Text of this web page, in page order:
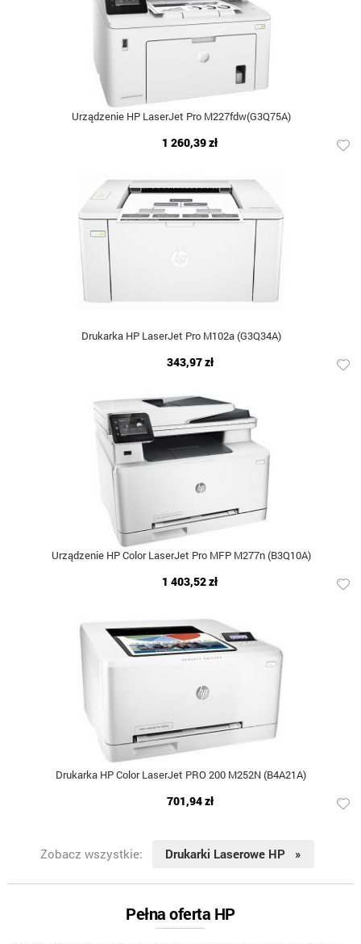
Urządzenie HP LaserJet Pro M227fdw(G3Q75A)
1 260,39 zł
Drukarka HP LaserJet Pro M102a (G3Q34A)
343,97 zł
Urządzenie HP Color LaserJet Pro MFP M277n (B3Q10A)
1 403,52 zł
Drukarka HP Color LaserJet PRO 200 M252N (B4A21A)
701,94 zł
Zobacz wszystkie: Drukarki Laserowe HP »
Pełna oferta HP